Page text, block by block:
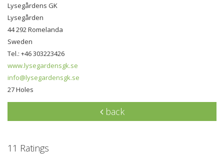
Lysegårdens GK
Lysegården
44 292 Romelanda
Sweden
Tel.: +46 303223426
www.lysegardensgk.se
info@lysegardensgk.se
27 Holes
back
11 Ratings